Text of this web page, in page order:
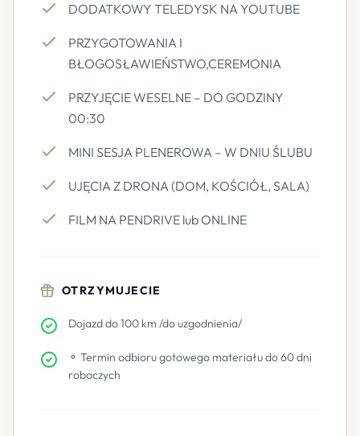
DODATKOWY TELEDYSK NA YOUTUBE
PRZYGOTOWANIA I
BŁOGOSŁAWIEŃSTWO,CEREMONIA
PRZYJĘCIE WESELNE – DO GODZINY
00:30
MINI SESJA PLENEROWA – W DNIU ŚLUBU
UJĘCIA Z DRONA (DOM, KOŚCIÓŁ, SALA)
FILM NA PENDRIVE lub ONLINE
OTRZYMUJECIE
Dojazd do 100 km /do uzgodnienia/
⚬ Termin odbioru gotowego materiału do 60 dni
roboczych